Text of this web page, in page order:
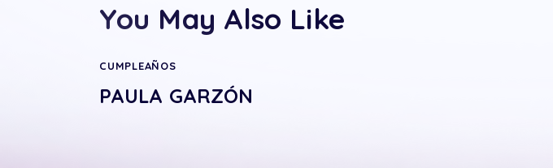
You May Also Like
CUMPLEAÑOS
PAULA GARZÓN